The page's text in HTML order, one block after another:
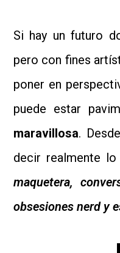
Si hay un futuro
pero con fines
poner en
puede estar
maravillosa.
decir realmente lo
maquetera,
obsesiones nerd y